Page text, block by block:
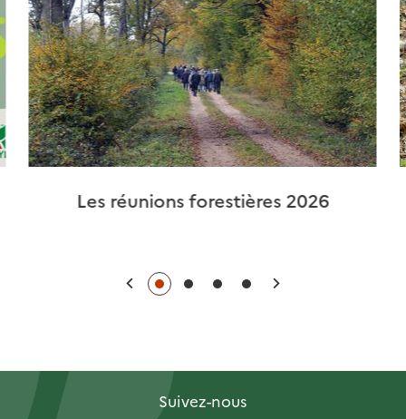
Les réunions forestières 2026
Suivez-nous